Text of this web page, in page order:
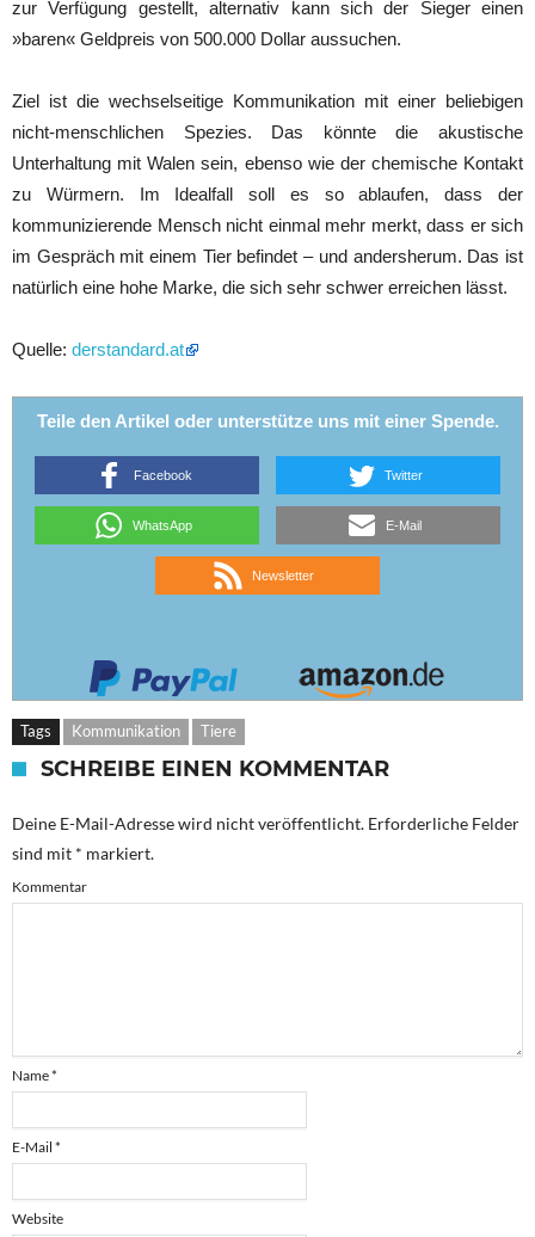
zur Verfügung gestellt, alternativ kann sich der Sieger einen
»baren« Geldpreis von 500.000 Dollar aussuchen.
Ziel ist die wechselseitige Kommunikation mit einer beliebigen
nicht-menschlichen Spezies. Das könnte die akustische
Unterhaltung mit Walen sein, ebenso wie der chemische Kontakt
zu Würmern. Im Idealfall soll es so ablaufen, dass der
kommunizierende Mensch nicht einmal mehr merkt, dass er sich
im Gespräch mit einem Tier befindet – und andersherum. Das ist
natürlich eine hohe Marke, die sich sehr schwer erreichen lässt.
Quelle: derstandard.at
Teile den Artikel oder unterstütze uns mit einer Spende.
Facebook Twitter
WhatsApp E-Mail
Newsletter
Tags Kommunikation Tiere
SCHREIBE EINEN KOMMENTAR
Deine E-Mail-Adresse wird nicht veröffentlicht. Erforderliche Felder
sind mit * markiert.
Kommentar
Name*
E-Mail *
Website